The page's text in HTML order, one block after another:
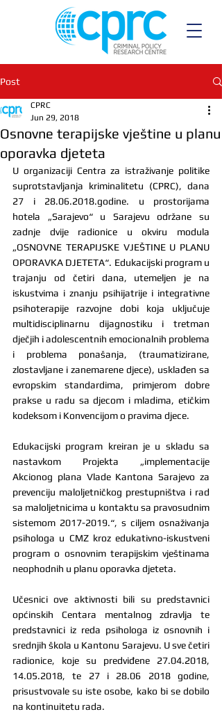
Post
Osnovne terapijske vještine u planu
oporavka djeteta
CPRC
Jun 29, 2018
U organizaciji Centra za istraživanje politike
suprotstavljanja kriminalitetu (CPRC), dana
27 i 28.06.2018.godine. u prostorijama
hotela „Sarajevo“ u Sarajevu održane su
zadnje dvije radionice u okviru modula
„OSNOVNE TERAPIJSKE VJEŠTINE U PLANU
OPORAVKA DJETETA“. Edukacijski program u
trajanju od četiri dana, utemeljen je na
iskustvima i znanju psihijatrije i integrativne
psihoterapije razvojne dobi koja uključuje
multidisciplinarnu dijagnostiku i tretman
dječjih i adolescentnih emocionalnih problema
i problema ponašanja, (traumatizirane,
zlostavljane i zanemarene djece), usklađen sa
evropskim standardima, primjerom dobre
prakse u radu sa djecom i mladima, etičkim
kodeksom i Konvencijom o pravima djece.
Edukacijski program kreiran je u skladu sa
nastavkom Projekta „implementacije
Akcionog plana Vlade Kantona Sarajevo za
prevenciju maloljetničkog prestupništva i rad
sa maloljetnicima u kontaktu sa pravosudnim
sistemom 2017-2019.“, s ciljem osnaživanja
psihologa u CMZ kroz edukativno-iskustveni
program o osnovnim terapijskim vještinama
neophodnih u planu oporavka djeteta.
Učesnici ove aktivnosti bili su predstavnici
općinskih Centara mentalnog zdravlja te
predstavnici iz reda psihologa iz osnovnih i
srednjih škola u Kantonu Sarajevu. U sve četiri
radionice, koje su predviđene 27.04.2018,
14.05.2018, te 27 i 28.06 2018 godine,
prisustvovale su iste osobe, kako bi se dobilo
na kontinuitetu rada.